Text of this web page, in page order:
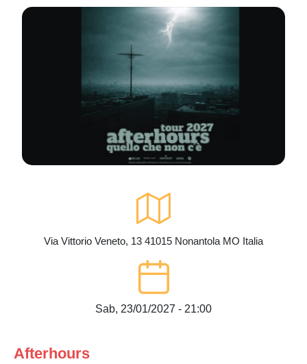
Via Vittorio Veneto, 13 41015 Nonantola MO Italia
Sab, 23/01/2027 - 21:00
Afterhours